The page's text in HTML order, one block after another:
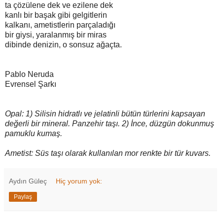
ta çözülene dek ve ezilene dek
kanlı bir başak gibi gelgitlerin
kalkanı, ametistlerin parçaladığı
bir giysi, yaralanmış bir miras
dibinde denizin, o sonsuz ağaçta.
Pablo Neruda
Evrensel Şarkı
Opal: 1) Silisin hidratlı ve jelatinli bütün türlerini kapsayan
değerli bir mineral. Panzehir taşı. 2) İnce, düzgün dokunmuş
pamuklu kumaş.
Ametist: Süs taşı olarak kullanılan mor renkte bir tür kuvars.
Aydın Güleç Hiç yorum yok:
Paylaş